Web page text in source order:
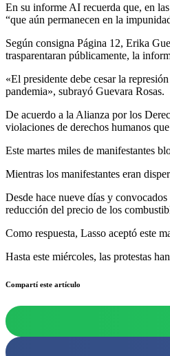
En su informe AI recuerda que, en
“que aún permanecen en la
Según consigna Página 12, Erika
trasparentaran públicamente, la
«El presidente debe cesar la
pandemia», subrayó Guevara Rosas.
De acuerdo a la Alianza por los
violaciones de derechos humanos
Este martes miles de manifestantes
Mientras los manifestantes eran
Desde hace nueve días y
reducción del precio de los
Como respuesta, Lasso aceptó este
Hasta este miércoles, las protestas
Compartí este artículo